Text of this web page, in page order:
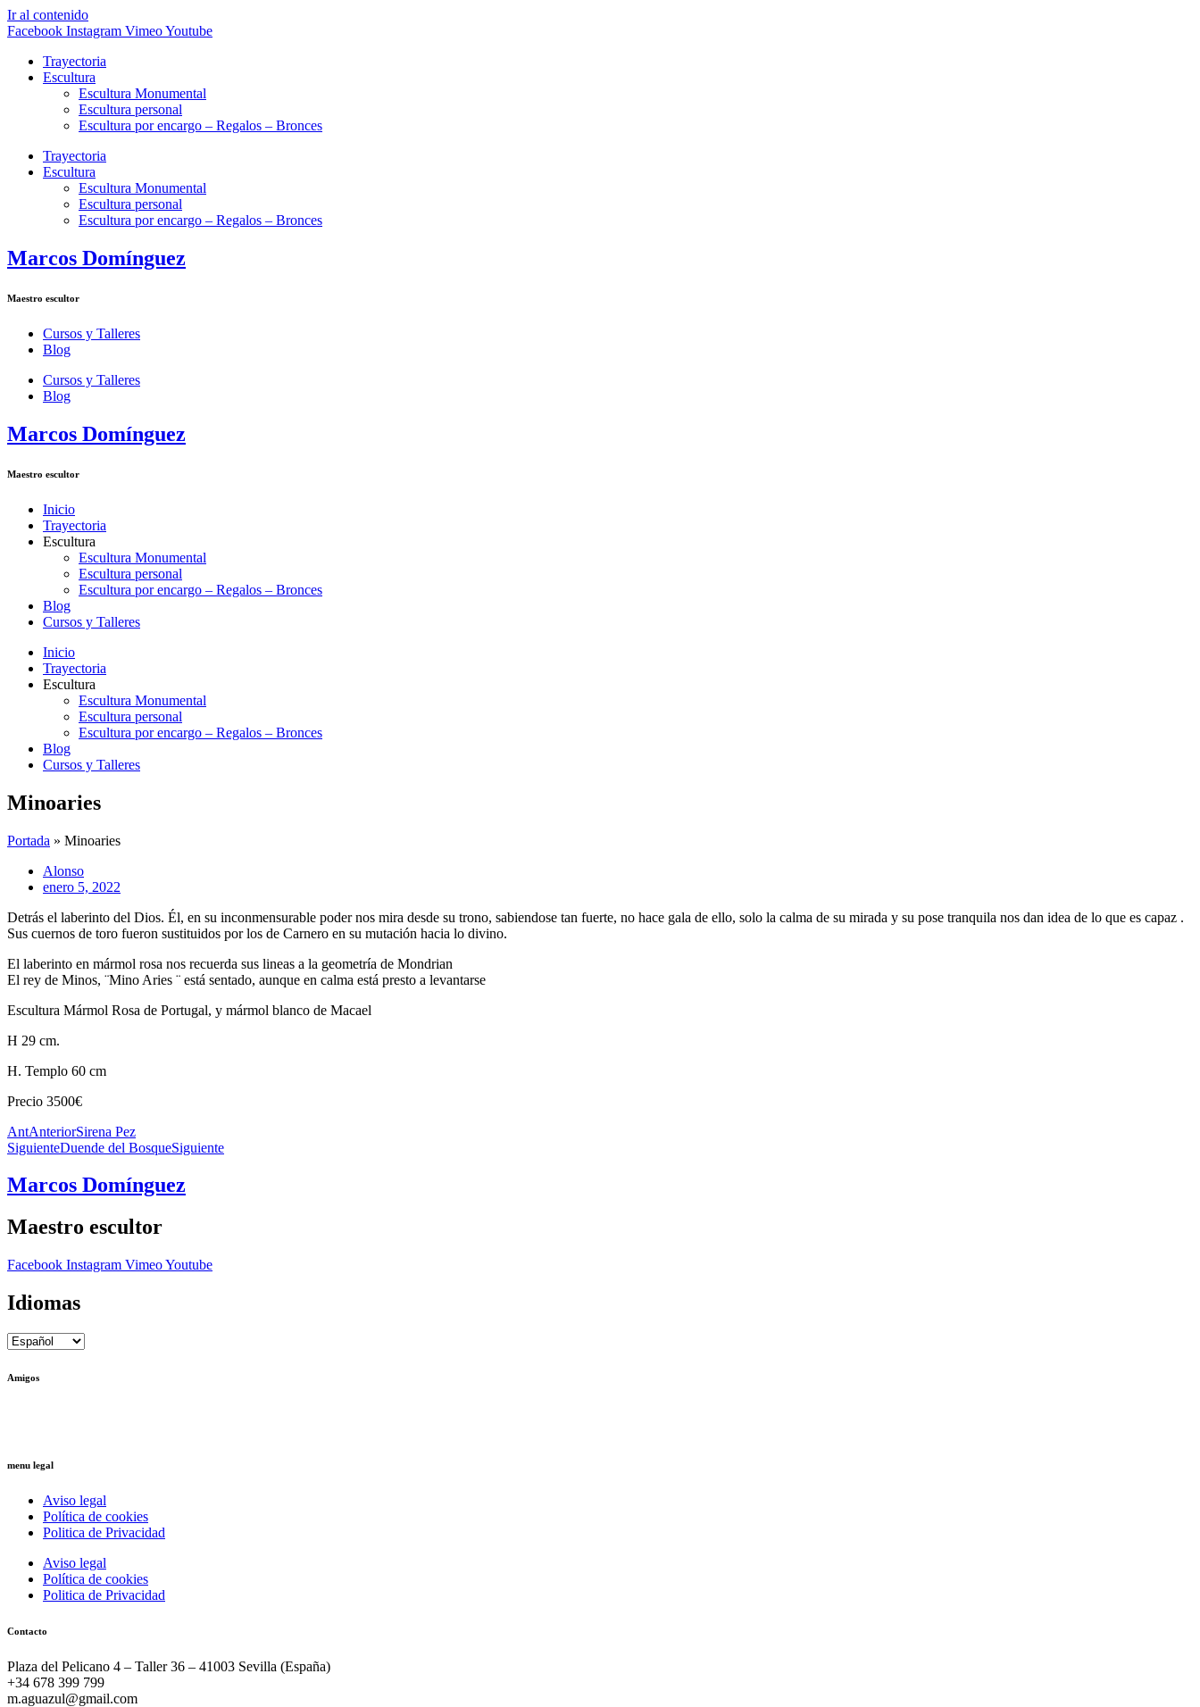
Ir al contenido
Facebook Instagram VimeoYoutube
Trayectoria
Escultura
Escultura Monumental
Escultura personal
Escultura por encargo – Regalos – Bronces
Trayectoria
Escultura
Escultura Monumental
Escultura personal
Escultura por encargo – Regalos – Bronces
Marcos Domínguez
Maestro escultor
Cursos y Talleres
Blog
Cursos y Talleres
Blog
Marcos Domínguez
Maestro escultor
Inicio
Trayectoria
Escultura
Escultura Monumental
Escultura personal
Escultura por encargo – Regalos – Bronces
Blog
Cursos y Talleres
Inicio
Trayectoria
Escultura
Escultura Monumental
Escultura personal
Escultura por encargo – Regalos – Bronces
Blog
Cursos y Talleres
Minoaries
Portada » Minoaries
Alonso
enero 5, 2022
Detrás el laberinto del Dios. Él, en su inconmensurable poder nos mira desde su trono, sabiendose tan fuerte, no hace gala de ello, solo la calma de su mirada y su pose tranquila nos dan idea de lo que es capaz .
Sus cuernos de toro fueron sustituidos por los de Carnero en su mutación hacia lo divino.
El laberinto en mármol rosa nos recuerda sus lineas a la geometría de Mondrian
El rey de Minos, ¨Mino Aries ¨ está sentado, aunque en calma está presto a levantarse
Escultura Mármol Rosa de Portugal, y mármol blanco de Macael
H 29 cm.
H. Templo 60 cm
Precio 3500€
AntAnteriorSirena Pez
SiguienteDuende del BosqueSiguiente
Marcos Domínguez
Maestro escultor
Facebook Instagram VimeoYoutube
Idiomas
Amigos
menu legal
Aviso legal
Política de cookies
Politica de Privacidad
Aviso legal
Política de cookies
Politica de Privacidad
Contacto
Plaza del Pelicano 4 – Taller 36 – 41003 Sevilla (España)
+34 678 399 799
m.aguazul@gmail.com